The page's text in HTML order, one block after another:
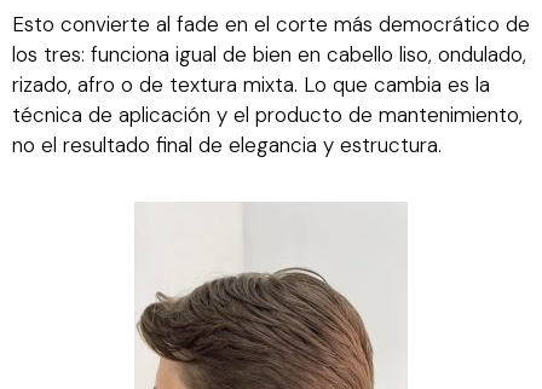
Esto convierte al fade en el corte más democrático de
los tres: funciona igual de bien en cabello liso, ondulado,
rizado, afro o de textura mixta. Lo que cambia es la
técnica de aplicación y el producto de mantenimiento,
no el resultado final de elegancia y estructura.